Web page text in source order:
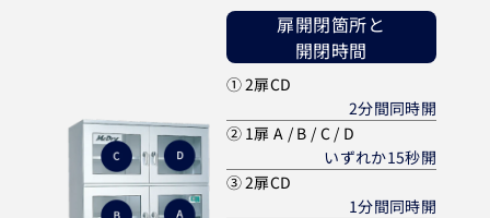
扉開閉箇所と
開閉時間
① 2扉CD
2分間同時開
② 1扉 A / B / C / D
いずれか15秒開
③ 2扉CD
1分間同時開